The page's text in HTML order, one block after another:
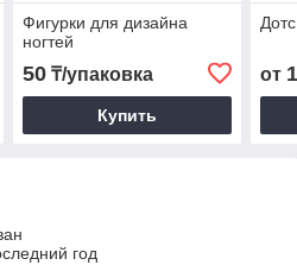
Фигурки для дизайна
ногтей
50₸/упаковка
Купить
от
год